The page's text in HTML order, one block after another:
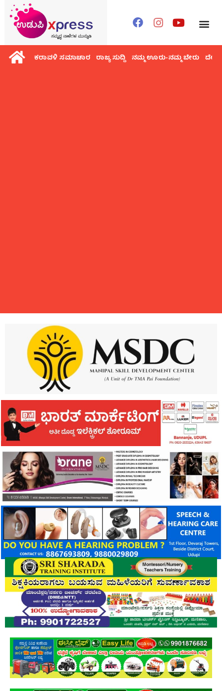
ಕರಾವಳಿ ಸಮಾಚಾರ ರಾಜ್ಯ ಸುದ್ದಿ ನಮ್ಮ ಊರು-ನಮ್ಮ ಬೇರು ದೇಶ